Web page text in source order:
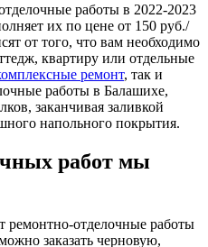
работы в 2022-2023
их по цене от 150 руб./
от того, что вам необходимо
квартиру или отдельные
ремонт, так и
работы в Балашихе,
заканчивая заливкой
напольного покрытия.
работ мы
ремонтно-отделочные работы
заказать черновую,